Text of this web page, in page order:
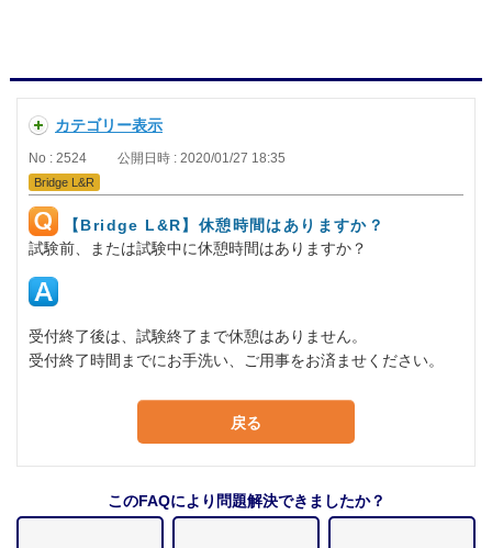
カテゴリー表示
No : 2524 公開日時 : 2020/01/27 18:35
Bridge L&R
【Bridge L&R】休憩時間はありますか？
試験前、または試験中に休憩時間はありますか？
受付終了後は、試験終了まで休憩はありません。
受付終了時間までにお手洗い、ご用事をお済ませください。
戻る
このFAQにより問題解決できましたか？